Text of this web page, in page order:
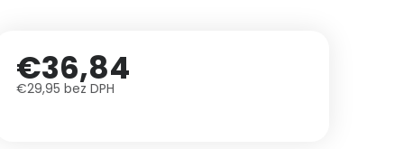
€36,84
€29,95 bez DPH